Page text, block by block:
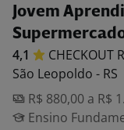
Jovem
4,1 CHECKOUT
São Leopoldo - RS
R$ 880,00 a R$
Ensino